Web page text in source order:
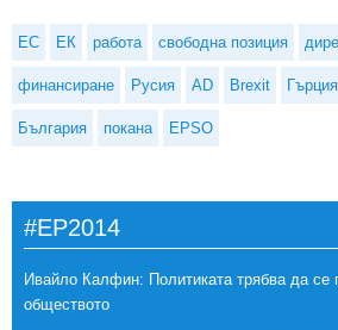
ЕС ЕК работа свободна позиция
финансиране Русия AD Brexit Гърция
България покана EPSO
#EP2014
Ивайло Калфин: Политиката трябва да се
обществото